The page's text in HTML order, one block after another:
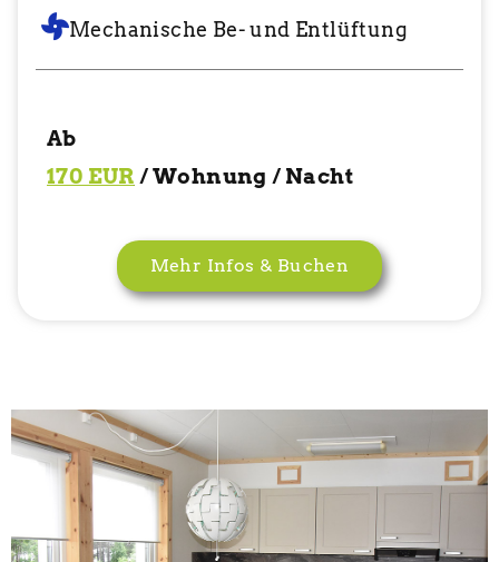
Mechanische Be- und Entlüftung
Ab
170 EUR / Wohnung / Nacht
Mehr Infos & Buchen